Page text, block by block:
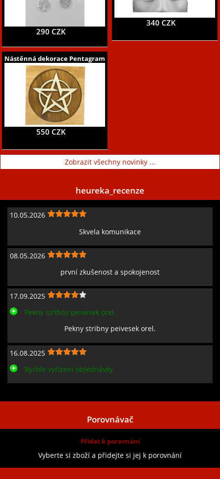
290 CZK
340 CZK
Nástěnná dekorace Pentagram
550 CZK
Zobrazit všechny novinky ...
heureka_recenze
10.05.2026
Skvela komunikace
08.05.2026
první zkušenost a spokojenost
17.09.2025
Pekny stribny peivesek orel.
Pekny stribny peivesek orel.
16.08.2025
Rychle vyřízení objednávky
Porovnávač
Přidat k porovnání
Vyberte si zboží a přidejte si jej k porovnání